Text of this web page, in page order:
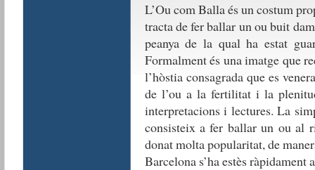
L’Ou com Balla és un costum
tracta de fer ballar un ou buit
peanya de la qual ha estat
Formalment és una imatge que
l’hòstia consagrada que es
de l’ou a la fertilitat i la
interpretacions i lectures. La
consisteix a fer ballar un ou al
donat molta popularitat, de
Barcelona s’ha estès ràpidament